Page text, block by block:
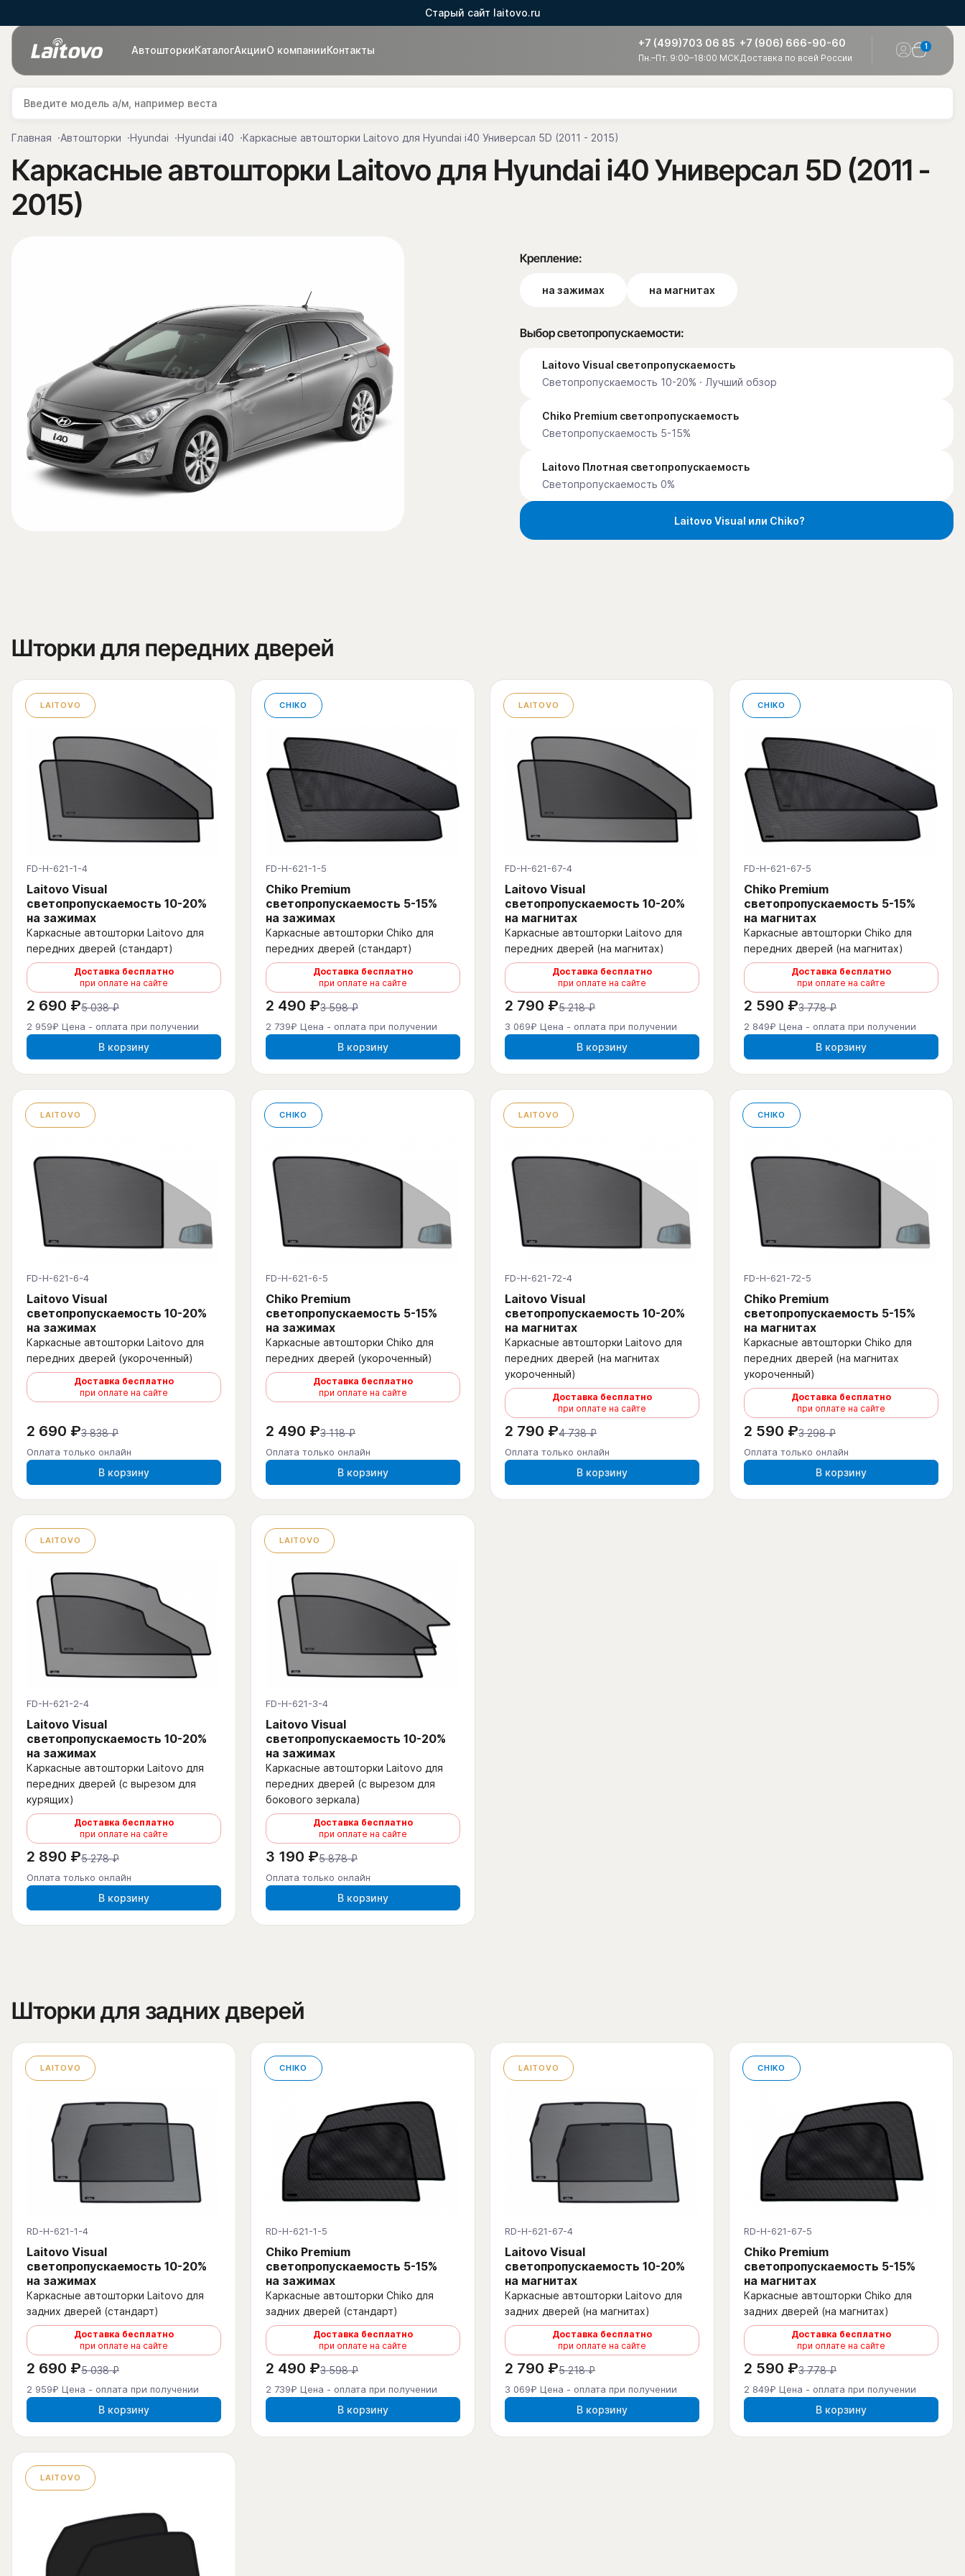
Старый сайт laitovo.ru
АвтошторкиКаталогАкцииО компанииКонтакты
+7 (499)703 06 85
Пн.–Пт. 9:00–18:00 МСК
+7 (906) 666-90-60
Доставка по всей России
1
Главная Автошторки Hyundai Hyundai i40 Каркасные автошторки Laitovo для Hyundai i40 Универсал 5D (2011 - 2015)
Каркасные автошторки Laitovo для Hyundai i40 Универсал 5D (2011 -
2015)
Крепление:
на зажимах на магнитах
Выбор светопропускаемости:
Laitovo Visual светопропускаемость
Светопропускаемость 10-20% · Лучший обзор
Chiko Premium светопропускаемость
Светопропускаемость 5-15%
Laitovo Плотная светопропускаемость
Светопропускаемость 0%
Laitovo Visual или Chiko?
Шторки для передних дверей
LAITOVO
FD-H-621-1-4
Laitovo Visual
светопропускаемость 10-20%
на зажимах
Каркасные автошторки Laitovo для
передних дверей (стандарт)
Доставка бесплатно
при оплате на сайте
2 690 ₽5 038 ₽
2 959₽ Цена - оплата при получении
В корзину
CHIKO
FD-H-621-1-5
Chiko Premium
светопропускаемость 5-15%
на зажимах
Каркасные автошторки Chiko для
передних дверей (стандарт)
Доставка бесплатно
при оплате на сайте
2 490 ₽3 598 ₽
2 739₽ Цена - оплата при получении
В корзину
LAITOVO
FD-H-621-67-4
Laitovo Visual
светопропускаемость 10-20%
на магнитах
Каркасные автошторки Laitovo для
передних дверей (на магнитах)
Доставка бесплатно
при оплате на сайте
2 790 ₽5 218 ₽
3 069₽ Цена - оплата при получении
В корзину
CHIKO
FD-H-621-67-5
Chiko Premium
светопропускаемость 5-15%
на магнитах
Каркасные автошторки Chiko для
передних дверей (на магнитах)
Доставка бесплатно
при оплате на сайте
2 590 ₽3 778 ₽
2 849₽ Цена - оплата при получении
В корзину
LAITOVO
FD-H-621-6-4
Laitovo Visual
светопропускаемость 10-20%
на зажимах
Каркасные автошторки Laitovo для
передних дверей (укороченный)
Доставка бесплатно
при оплате на сайте
2 690 ₽3 838 ₽
Оплата только онлайн
В корзину
CHIKO
FD-H-621-6-5
Chiko Premium
светопропускаемость 5-15%
на зажимах
Каркасные автошторки Chiko для
передних дверей (укороченный)
Доставка бесплатно
при оплате на сайте
2 490 ₽3 118 ₽
Оплата только онлайн
В корзину
LAITOVO
FD-H-621-72-4
Laitovo Visual
светопропускаемость 10-20%
на магнитах
Каркасные автошторки Laitovo для
передних дверей (на магнитах
укороченный)
Доставка бесплатно
при оплате на сайте
2 790 ₽4 738 ₽
Оплата только онлайн
В корзину
CHIKO
FD-H-621-72-5
Chiko Premium
светопропускаемость 5-15%
на магнитах
Каркасные автошторки Chiko для
передних дверей (на магнитах
укороченный)
Доставка бесплатно
при оплате на сайте
2 590 ₽3 298 ₽
Оплата только онлайн
В корзину
LAITOVO
FD-H-621-2-4
Laitovo Visual
светопропускаемость 10-20%
на зажимах
Каркасные автошторки Laitovo для
передних дверей (с вырезом для
курящих)
Доставка бесплатно
при оплате на сайте
2 890 ₽5 278 ₽
Оплата только онлайн
В корзину
LAITOVO
FD-H-621-3-4
Laitovo Visual
светопропускаемость 10-20%
на зажимах
Каркасные автошторки Laitovo для
передних дверей (с вырезом для
бокового зеркала)
Доставка бесплатно
при оплате на сайте
3 190 ₽5 878 ₽
Оплата только онлайн
В корзину
Шторки для задних дверей
LAITOVO
RD-H-621-1-4
Laitovo Visual
светопропускаемость 10-20%
на зажимах
Каркасные автошторки Laitovo для
задних дверей (стандарт)
Доставка бесплатно
при оплате на сайте
2 690 ₽5 038 ₽
2 959₽ Цена - оплата при получении
В корзину
CHIKO
RD-H-621-1-5
Chiko Premium
светопропускаемость 5-15%
на зажимах
Каркасные автошторки Chiko для
задних дверей (стандарт)
Доставка бесплатно
при оплате на сайте
2 490 ₽3 598 ₽
2 739₽ Цена - оплата при получении
В корзину
LAITOVO
RD-H-621-67-4
Laitovo Visual
светопропускаемость 10-20%
на магнитах
Каркасные автошторки Laitovo для
задних дверей (на магнитах)
Доставка бесплатно
при оплате на сайте
2 790 ₽5 218 ₽
3 069₽ Цена - оплата при получении
В корзину
CHIKO
RD-H-621-67-5
Chiko Premium
светопропускаемость 5-15%
на магнитах
Каркасные автошторки Chiko для
задних дверей (на магнитах)
Доставка бесплатно
при оплате на сайте
2 590 ₽3 778 ₽
2 849₽ Цена - оплата при получении
В корзину
LAITOVO